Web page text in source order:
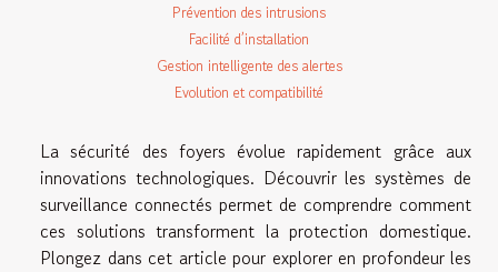
Prévention des intrusions
Facilité d’installation
Gestion intelligente des alertes
Evolution et compatibilité
La sécurité des foyers évolue rapidement grâce aux
innovations technologiques. Découvrir les systèmes de
surveillance connectés permet de comprendre comment
ces solutions transforment la protection domestique.
Plongez dans cet article pour explorer en profondeur les